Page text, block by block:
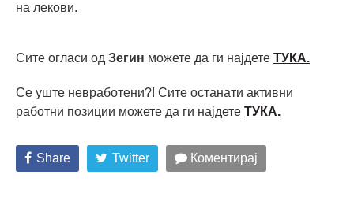
на лекови.
Сите огласи од Зегин можете да ги најдете ТУКА.
Се уште невработени?! Сите останати активни
работни позиции можете да ги најдете ТУКА.
Share Twitter Коментирај